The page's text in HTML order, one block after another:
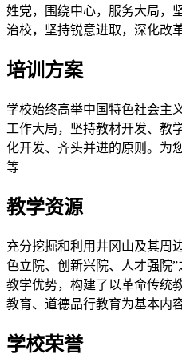
姓党，围绕中心，服务大局，
治校，坚持锐意进取，深化改
培训方案
学校始终高举中国特色社会主
工作大局，坚持教材开发、教
化开发、齐头并进的原则。为
等
教学资源
充分挖掘和利用井冈山及其周
色立院、创新兴院、人才强院
教学优势，构建了以革命传统
教育、道德品行教育为基本内
学校荣誉